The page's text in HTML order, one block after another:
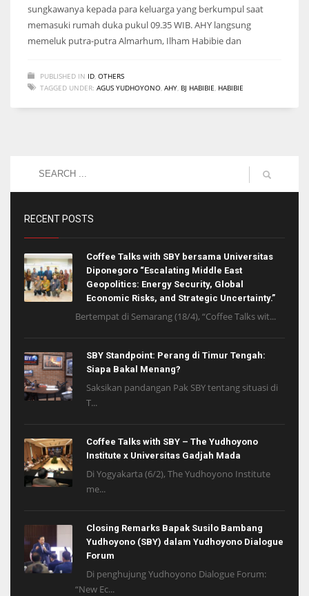
sungkawanya kepada para keluarga yang berkumpul saat
memasuki rumah duka pukul 09.35 WIB. AHY langsung
memeluk putra-putra Almarhum, Ilham Habibie dan
PUBLISHED IN ID OTHERS
TAGGED UNDER: AGUS YUDHOYONO AHY BJ HABIBIE HABIBIE
RECENT POSTS
Coffee Talks with SBY bersama Universitas
Diponegoro “Escalating Middle East
Geopolitics: Energy Security, Global
Economic Risks, and Strategic Uncertainty.”
Bertempat di Semarang (18/4), “Coffee Talks wit...
SBY Standpoint: Perang di Timur Tengah:
Siapa Bakal Menang?
Saksikan pandangan Pak SBY tentang situasi di
T...
Coffee Talks with SBY – The Yudhoyono
Institute x Universitas Gadjah Mada
Di Yogyakarta (6/2), The Yudhoyono Institute
me...
Closing Remarks Bapak Susilo Bambang
Yudhoyono (SBY) dalam Yudhoyono Dialogue
Forum
Di penghujung Yudhoyono Dialogue Forum:
“New Ec...